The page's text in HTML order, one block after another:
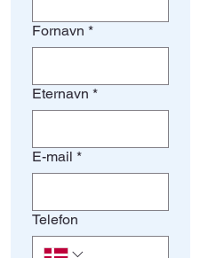
Fornavn *
Eternavn *
E-mail *
Telefon